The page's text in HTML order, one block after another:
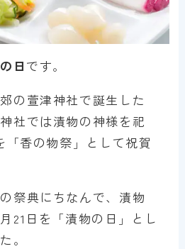
日です。
の萱津神社で誕生した
社では漬物の神様を祀
「香の物祭」として祝賀
祭典にちなんで、漬物
21日を「漬物の日」とし
。